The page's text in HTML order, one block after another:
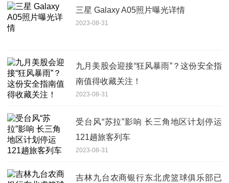
三星 Galaxy A05照片曝光详情
2023-08-31
九月美股会迎接“狂风暴雨”？这份安全指
南值得收藏关注！
2023-08-31
受台风“苏拉”影响 长三角地区计划停运
121趟旅客列车
2023-08-31
吉林九台农商银行东北虎篮球俱乐部已